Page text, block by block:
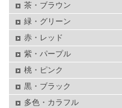
茶・ブラウン
緑・グリーン
赤・レッド
紫・パープル
桃・ピンク
黒・ブラック
多色・カラフル